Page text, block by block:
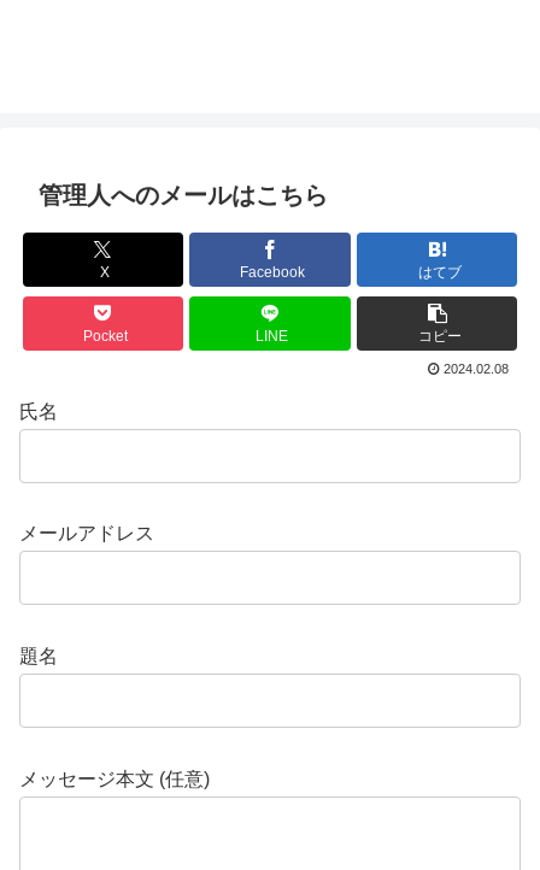
管理人へのメールはこちら
X Facebook はてブ
Pocket LINE コピー
2024.02.08
氏名
メールアドレス
題名
メッセージ本文 (任意)